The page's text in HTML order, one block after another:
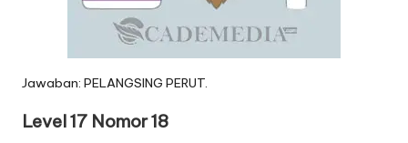
Jawaban: PELANGSING PERUT.
Level 17 Nomor 18